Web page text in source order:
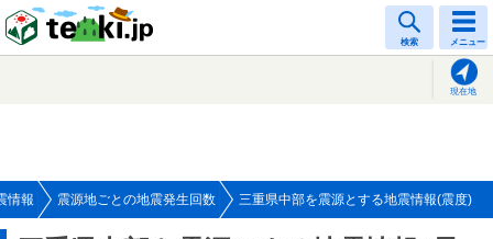
検索 メニュー
現在地
情報 震源地ごとの地震発生回数 三重県中部を震源とする地震情報(震度)